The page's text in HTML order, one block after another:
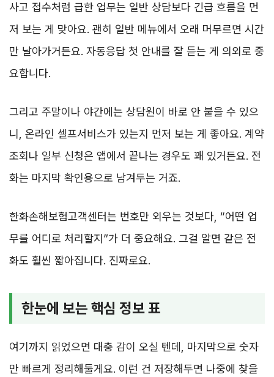
사고 접수처럼 급한 업무는 일반 상담보다 긴급 흐름을 먼
저 보는 게 맞아요. 괜히 일반 메뉴에서 오래 머무르면 시간
만 날아가거든요. 자동응답 첫 안내를 잘 듣는 게 의외로 중
요합니다.
그리고 주말이나 야간에는 상담원이 바로 안 붙을 수 있으
니, 온라인 셀프서비스가 있는지 먼저 보는 게 좋아요. 계약
조회나 일부 신청은 앱에서 끝나는 경우도 꽤 있거든요. 전
화는 마지막 확인용으로 남겨두는 거죠.
한화손해보험고객센터는 번호만 외우는 것보다, “어떤 업
무를 어디로 처리할지”가 더 중요해요. 그걸 알면 같은 전
화도 훨씬 짧아집니다. 진짜로요.
한눈에 보는 핵심 정보 표
여기까지 읽었으면 대충 감이 오실 텐데, 마지막으로 숫자
만 빠르게 정리해둘게요. 이런 건 저장해두면 나중에 찾을